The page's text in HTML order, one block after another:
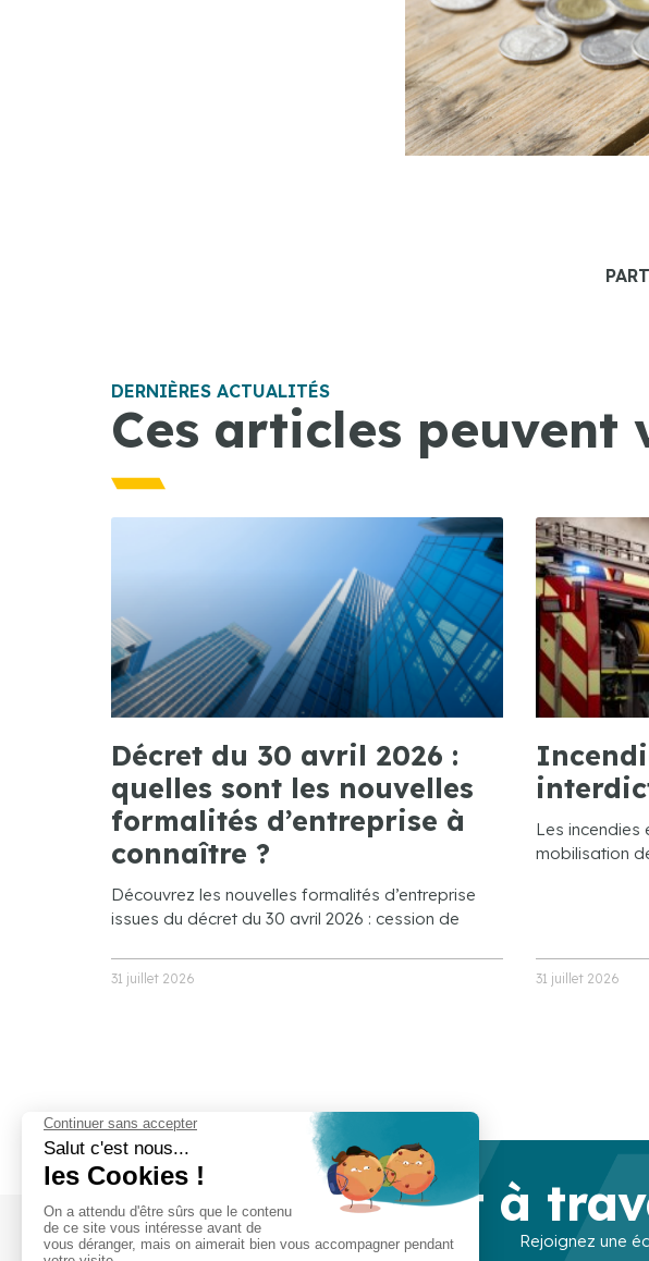
DERNIÈRES ACTUALITÉS
Ces articles peuvent
Décret du 30 avril 2026 :
quelles sont les nouvelles
formalités d’entreprise à
connaître ?
Découvrez les nouvelles formalités d’entreprise
issues du décret du 30 avril 2026 : cession de
31 juillet 2026
Les incendies
mobilisation
31 juillet 2026
Prêt à
Rejoignez une